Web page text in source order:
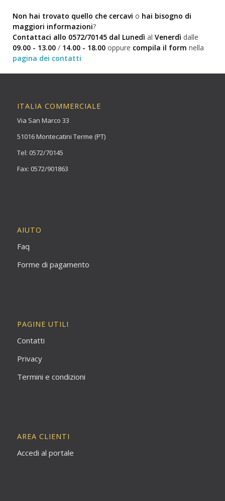
Non hai trovato quello che cercavi o hai bisogno di
maggiori informazioni?
Contattaci allo 0572/70145 dal Lunedì al Venerdì dalle
09.00 - 13.00 / 14.00 - 18.00 oppure compila il form nella
pagina dei contatti
ITALIA COMMERCIALE
Via San Marco 33
51016 Montecatini Terme (PT)
Tel: 0572/70145
Fax: 0572/901863
AIUTO
Faq
Forme di pagamento
PAGINE UTILI
Contatti
Privacy
Termini e condizioni
AREA CLIENTI
Accedi al portale